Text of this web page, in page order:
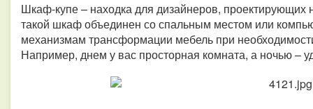
Шкаф-купе – находка для дизайнеров, проектирующих
такой шкаф объединен со спальным местом или
механизмам трансформации мебель при
Например, днем у вас просторная комната, а ночью –